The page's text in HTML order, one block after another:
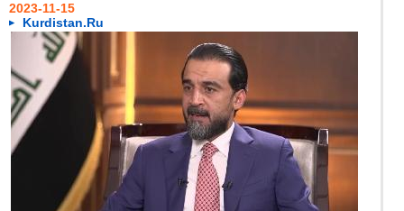
2023-11-15
Kurdistan.Ru